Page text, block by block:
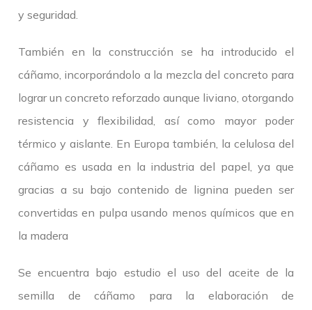
y seguridad.
También en la construcción se ha introducido el
cáñamo, incorporándolo a la mezcla del concreto para
lograr un concreto reforzado aunque liviano, otorgando
resistencia y flexibilidad, así como mayor poder
térmico y aislante. En Europa también, la celulosa del
cáñamo es usada en la industria del papel, ya que
gracias a su bajo contenido de lignina pueden ser
convertidas en pulpa usando menos químicos que en
la madera
Se encuentra bajo estudio el uso del aceite de la
semilla de cáñamo para la elaboración de